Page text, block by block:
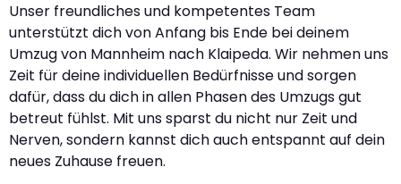
Unser freundliches und kompetentes Team
unterstützt dich von Anfang bis Ende bei deinem
Umzug von Mannheim nach Klaipeda. Wir nehmen uns
Zeit für deine individuellen Bedürfnisse und sorgen
dafür, dass du dich in allen Phasen des Umzugs gut
betreut fühlst. Mit uns sparst du nicht nur Zeit und
Nerven, sondern kannst dich auch entspannt auf dein
neues Zuhause freuen.